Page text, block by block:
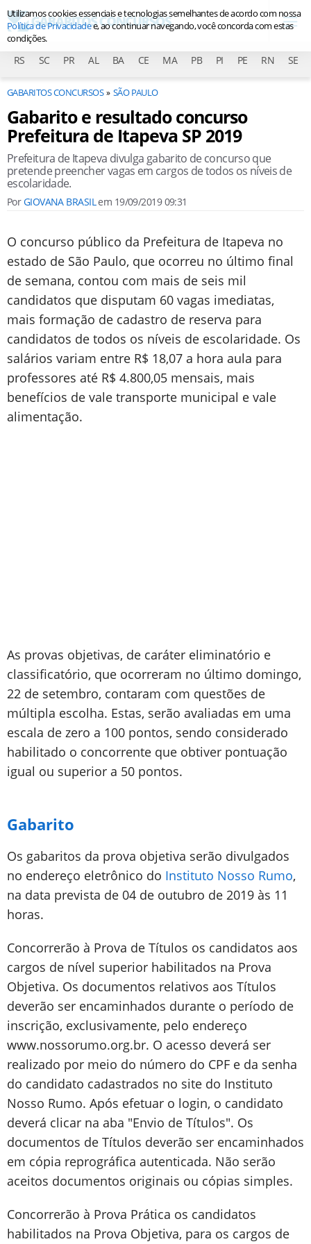
RS SC PR AL BA CE MA PB PI PE RN SE
GABARITOS CONCURSOS SÃO PAULO
Gabarito e resultado concurso
Prefeitura de Itapeva SP 2019
Prefeitura de Itapeva divulga gabarito de concurso que
pretende preencher vagas em cargos de todos os níveis de
escolaridade.
PorGIOVANA BRASILem 19/09/2019 09:31
O concurso público da Prefeitura de Itapeva no
estado de São Paulo, que ocorreu no último final
de semana, contou com mais de seis mil
candidatos que disputam 60 vagas imediatas,
mais formação de cadastro de reserva para
candidatos de todos os níveis de escolaridade. Os
salários variam entre R$ 18,07 a hora aula para
professores até R$ 4.800,05 mensais, mais
benefícios de vale transporte municipal e vale
alimentação.
As provas objetivas, de caráter eliminatório e
classificatório, que ocorreram no último domingo,
22 de setembro, contaram com questões de
múltipla escolha. Estas, serão avaliadas em uma
escala de zero a 100 pontos, sendo considerado
habilitado o concorrente que obtiver pontuação
igual ou superior a 50 pontos.
Gabarito
Os gabaritos da prova objetiva serão divulgados
no endereço eletrônico do Instituto Nosso Rumo,
na data prevista de 04 de outubro de 2019 às 11
horas.
Concorrerão à Prova de Títulos os candidatos aos
cargos de nível superior habilitados na Prova
Objetiva. Os documentos relativos aos Títulos
deverão ser encaminhados durante o período de
inscrição, exclusivamente, pelo endereço
www.nossorumo.org.br. O acesso deverá ser
realizado por meio do número do CPF e da senha
do candidato cadastrados no site do Instituto
Nosso Rumo. Após efetuar o login, o candidato
deverá clicar na aba "Envio de Títulos". Os
documentos de Títulos deverão ser encaminhados
em cópia reprográfica autenticada. Não serão
aceitos documentos originais ou cópias simples.
Concorrerão à Prova Prática os candidatos
habilitados na Prova Objetiva, para os cargos de
Utilizamos cookies essenciais e tecnologias semelhantes de acordo com nossa
Política de Privacidadee, ao continuar navegando, você concorda com estas
condições.